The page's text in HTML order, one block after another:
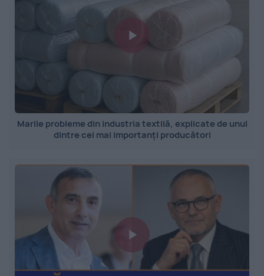
Marile probleme din industria textilă, explicate de unul
dintre cei mai importanți producători